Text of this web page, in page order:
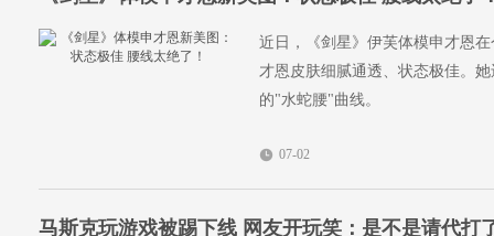
近日，《剑星》伊芙体模申才恩
才恩皮肤细腻通透、状态极佳。
的"水蛇腰"曲线。
07-02
马斯克玩游戏被踢下线 网友开玩笑：是不是请代打